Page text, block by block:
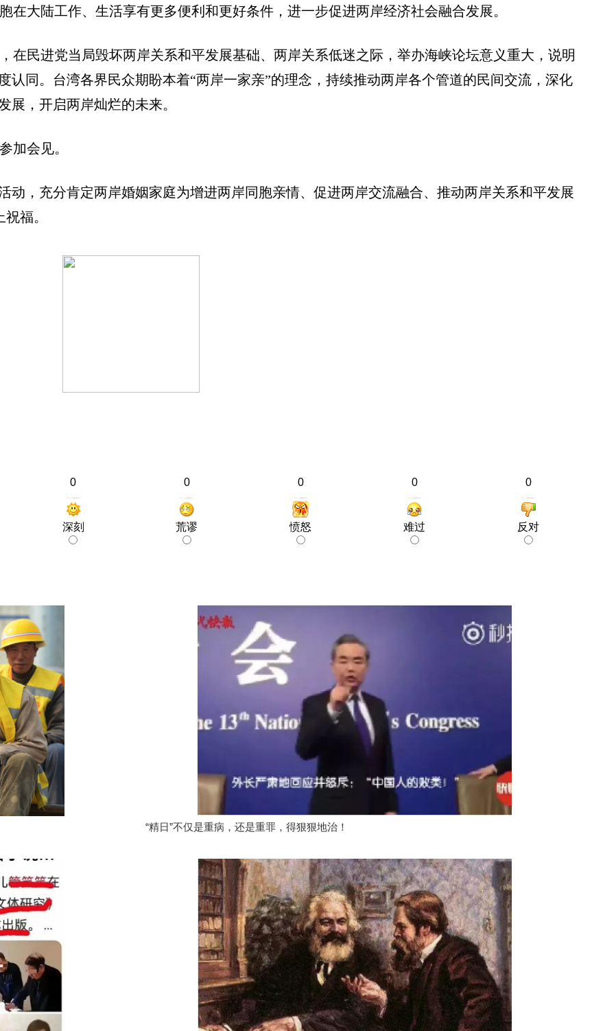
大陆工作、生活享有更多便利和更好条件，进一步促进两岸经济社会融合发展。
在民进党当局毁坏两岸关系和平发展基础、两岸关系低迷之际，举办海峡论坛意义重大，说明
认同。台湾各界民众期盼本着“两岸一家亲”的理念，持续推动两岸各个管道的民间交流，深化
展，开启两岸灿烂的未来。
加会见。
动，充分肯定两岸婚姻家庭为增进两岸同胞亲情、促进两岸交流融合、推动两岸关系和平发展
福。
0
深刻
0
荒谬
0
愤怒
0
难过
0
反对
“精日”不仅是重病，还是重罪，得狠狠地治！